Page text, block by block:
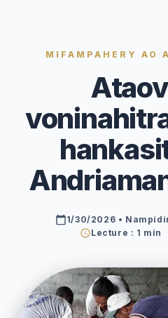
MIFAMPAHERY AO
1/30/2026 •
Lecture : 1 min